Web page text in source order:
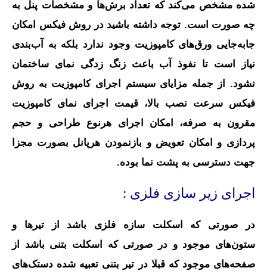
شده مشخص می‌کند که تعداد برش‌ها و مشخصات پنل به
چه صورت است. توجه داشته باشید در روش فیکس امکان
جابه‌جایی ورق‌های کامپوزیت وجود ندارد بلکه به آب‌بندی
نیاز است تا نفوذ آب باعث زنگ‌ زدگی نمای ساختمان
نشود. از جمله مزایای سیستم اجرای کامپوزیت به روش
فیکس سرعت نصب بالا، قیمت اجرای نمای کامپوزیت
مقرون به صرفه، امکان اجرای هرنوع طراحی و حجم
پردازی و امکان تعویض و بازنمودن هرپانل بصورت مجزا
جهت دسترسی به پشت نما بوده.
اجرای زیر سازی فلزی :
در صورتی که اسکلت سازه فلزی باشد از تیرها و
ستون‌های موجود و در صورتی که اسکلت بتنی باشد از
صفحه‌های موجود که قبلا در تیر بتنی تعبیه شده دستک‌های